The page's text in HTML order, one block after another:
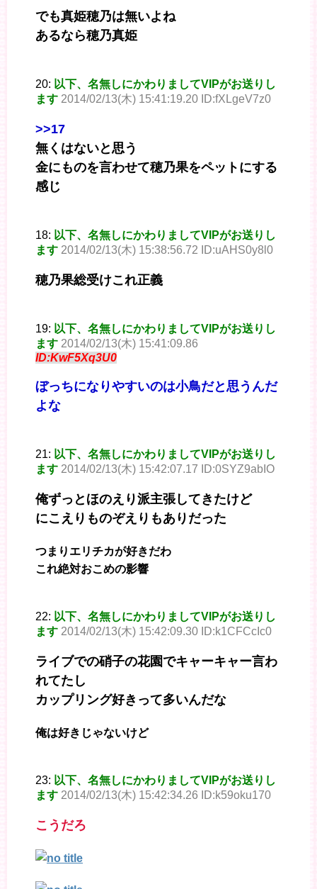
でも真姫穂乃は無いよね
あるなら穂乃真姫
20: 以下、名無しにかわりましてVIPがお送りし
ます 2014/02/13(木) 15:41:19.20 ID:fXLgeV7z0
>>17
無くはないと思う
金にものを言わせて穂乃果をペットにする
感じ
18: 以下、名無しにかわりましてVIPがお送りし
ます 2014/02/13(木) 15:38:56.72 ID:uAHS0y8l0
穂乃果総受けこれ正義
19: 以下、名無しにかわりましてVIPがお送りし
ます 2014/02/13(木) 15:41:09.86
ID:KwF5Xq3U0
ぼっちになりやすいのは小鳥だと思うんだ
よな
21: 以下、名無しにかわりましてVIPがお送りし
ます 2014/02/13(木) 15:42:07.17 ID:0SYZ9abIO
俺ずっとほのえり派主張してきたけど
にこえりものぞえりもありだった
つまりエリチカが好きだわ
これ絶対おこめの影響
22: 以下、名無しにかわりましてVIPがお送りし
ます 2014/02/13(木) 15:42:09.30 ID:k1CFCcIc0
ライブでの硝子の花園でキャーキャー言わ
れてたし
カップリング好きって多いんだな
俺は好きじゃないけど
23: 以下、名無しにかわりましてVIPがお送りし
ます 2014/02/13(木) 15:42:34.26 ID:k59oku170
こうだろ